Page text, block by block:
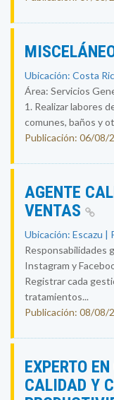
Ubicación: Costa
Área: Servicios
1. Realizar labores
comunes, baños y
Publicación: 06/08/
AGENTE
VENTAS
Ubicación: Escazu |
Responsabilidades
Instagram y
Registrar cada
tratamientos...
Publicación: 08/08/
EXPERTO
CALIDAD Y